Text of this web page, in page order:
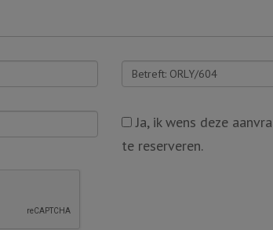
Ja, ik wens deze
te reserveren.